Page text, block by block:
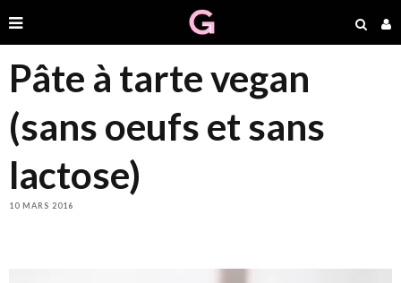
Pâte à tarte vegan
(sans oeufs et sans
lactose)
10 MARS 2016